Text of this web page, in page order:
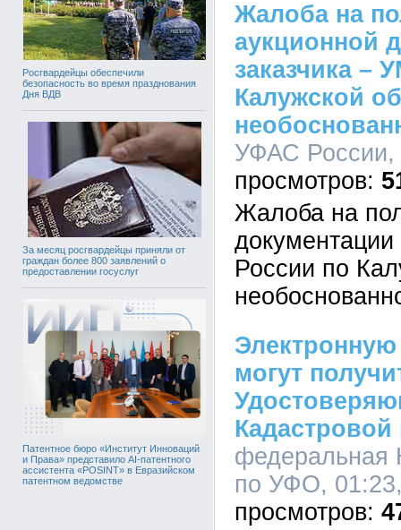
Росгвардейцы обеспечили
безопасность во время празднования
Дня ВДВ
За месяц росгвардейцы приняли от
граждан более 800 заявлений о
предоставлении госуслуг
Патентное бюро «Институт Инноваций
и Права» представило AI-патентного
ассистента «POSINT» в Евразийском
патентном ведомстве
Жалоба на
аукционной
заказчика –
Калужской
УФАС России,
Жалоба на
России по
могут
Кадастровой
федеральная
по УФО,